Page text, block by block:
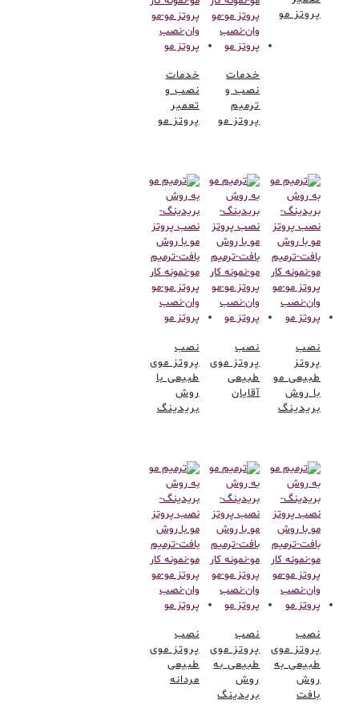
پروتز مو
خدمات
نصب و
ترمیم
پروتز مو
خدمات
نصب و
تعمیر
پروتز مو
نصب
پروتز
طبیعی مو
با روش
بریدینگ
نصب
پروتز موی
طبیعی
آقایان
نصب
پروتز موی
طبیعی با
روش
بریدینگ
نصب
پروتز موی
طبیعی به
روش
بافت
نصب
پروتز موی
طبیعی به
روش
بریدینگ
نصب
پروتز موی
طبیعی
مردانه